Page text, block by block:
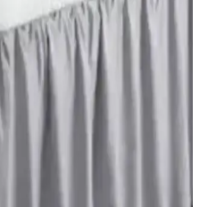
üretilen, gri renk ve çizgili
çarşaf seti, rahatlık ve
ve pratik bakımıyla ideal
Lexus Çift Kişilik